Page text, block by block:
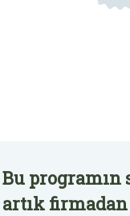
Bu
artık